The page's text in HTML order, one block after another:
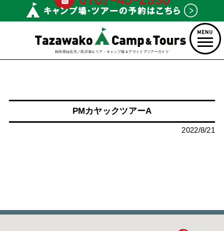
秋田県仙北市／田沢湖エリア・キャンプ場＆アウトドアツアーガイド
PMカヤックツアーA
2022/8/21